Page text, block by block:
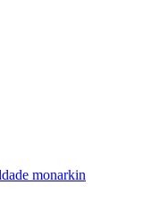
monarkin